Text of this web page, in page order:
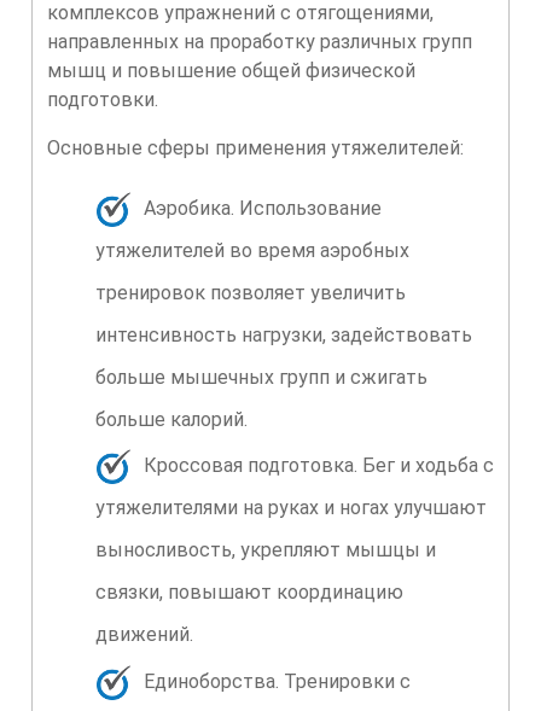
комплексов упражнений с отягощениями,
направленных на проработку различных групп
мышц и повышение общей физической
подготовки.
Основные сферы применения утяжелителей:
Аэробика. Использование
утяжелителей во время аэробных
тренировок позволяет увеличить
интенсивность нагрузки, задействовать
больше мышечных групп и сжигать
больше калорий.
Кроссовая подготовка. Бег и ходьба с
утяжелителями на руках и ногах улучшают
выносливость, укрепляют мышцы и
связки, повышают координацию
движений.
Единоборства. Тренировки с